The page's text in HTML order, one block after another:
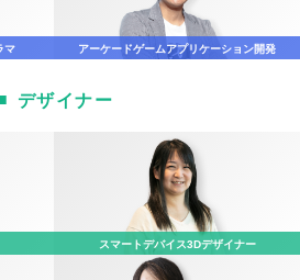
マ アーケードゲームアプリケーション開発
デザイナー
スマートデバイス3Dデザイナー